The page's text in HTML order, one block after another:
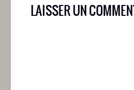
LAISSER UN